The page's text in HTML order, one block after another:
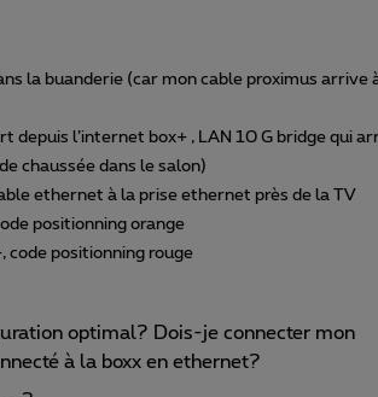
la buanderie (car mon cable proximus arrive
depuis l’internet box+ , LAN 10 G bridge qui
chaussée dans le salon)
ethernet à la prise ethernet près de la TV
positionning orange
code positionning rouge
optimal? Dois-je connecter mon
à la boxx en ethernet?